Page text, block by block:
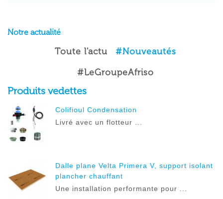
Notre actualité
Toute l'actu
#Nouveautés
#LeGroupeAfriso
Produits vedettes
Colifioul Condensation
Livré avec un flotteur ...
Dalle plane Velta Primera V, support isolant
plancher chauffant
Une installation performante pour ...